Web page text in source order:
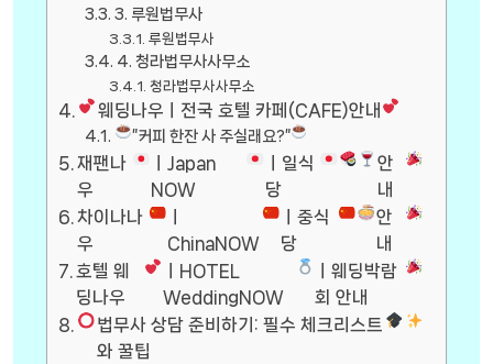
3. 루원법무사
루원법무사
4. 청라법무사사무소
청라법무사사무소
웨딩나우ㅣ전국 호텔 카페(CAFE)안내
”커피 한잔 사 주실래요?”
재팬나
우
ㅣJapan
NOW
ㅣ일식
당
안
내
차이나나
우
ChinaNOW
ㅣ중식
당
안
내
호텔 웨
딩나우
ㅣHOTEL
WeddingNOW
ㅣ웨딩박람
회 안내
법무사 상담 준비하기: 필수 체크리스트
와 꿀팁